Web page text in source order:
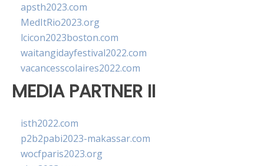
apsth2023.com
MedItRio2023.org
lcicon2023boston.com
waitangidayfestival2022.com
vacancesscolaires2022.com
MEDIA PARTNER II
isth2022.com
p2b2pabi2023-makassar.com
wocfparis2023.org